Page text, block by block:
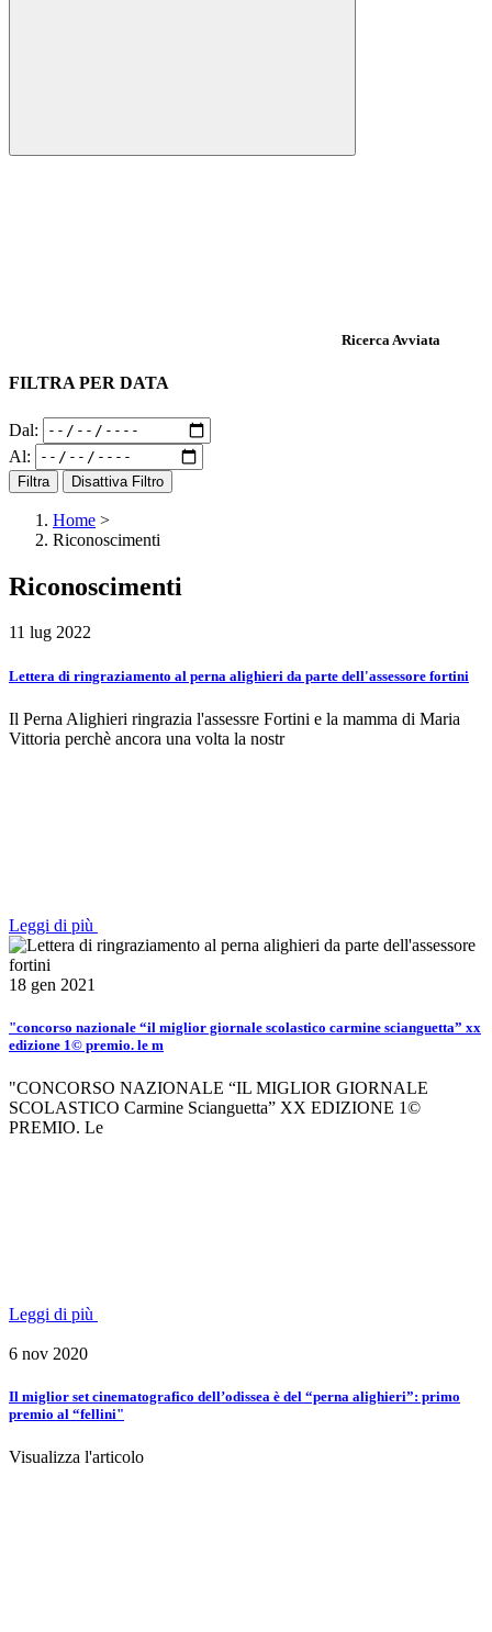
Ricerca Avviata
FILTRA PER DATA
Dal:
Al:
Filtra Disattiva Filtro
Home >
Riconoscimenti
Riconoscimenti
11 lug 2022
Lettera di ringraziamento al perna alighieri da parte dell'assessore fortini
Il Perna Alighieri ringrazia l'assessre Fortini e la mamma di Maria
Vittoria perchè ancora una volta la nostr
Leggi di più
18 gen 2021
"concorso nazionale “il miglior giornale scolastico carmine scianguetta” xx
edizione 1© premio. le m
"CONCORSO NAZIONALE “IL MIGLIOR GIORNALE
SCOLASTICO Carmine Scianguetta” XX EDIZIONE 1©
PREMIO. Le
Leggi di più
6 nov 2020
Il miglior set cinematografico dell’odissea è del “perna alighieri”: primo
premio al “fellini"
Visualizza l'articolo